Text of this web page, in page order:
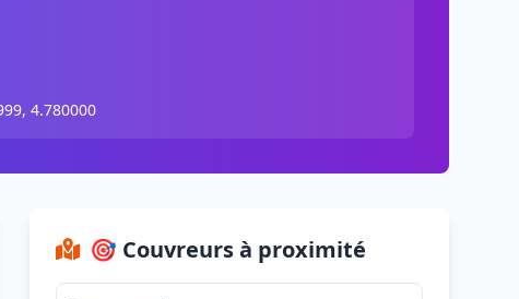
4.780000
🎯 Couvreurs à proximité